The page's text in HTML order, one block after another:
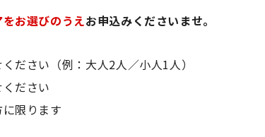
お選びのうえお申込みくださいませ。
ださい（例：大人2人／小人1人）
ださい
限ります